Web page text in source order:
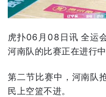
虎扑06月08日讯 全运
河南队的比赛正在进行中
第二节比赛中，河南队
民上空篮不进。